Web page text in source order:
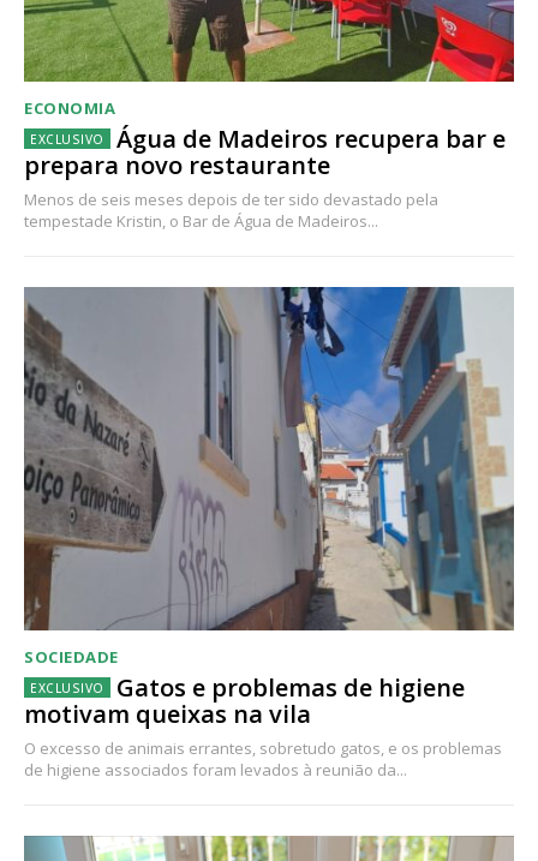
ECONOMIA
Água de Madeiros recupera bar e
prepara novo restaurante
Menos de seis meses depois de ter sido devastado pela
tempestade Kristin, o Bar de Água de Madeiros...
SOCIEDADE
Gatos e problemas de higiene
motivam queixas na vila
O excesso de animais errantes, sobretudo gatos, e os problemas
de higiene associados foram levados à reunião da...